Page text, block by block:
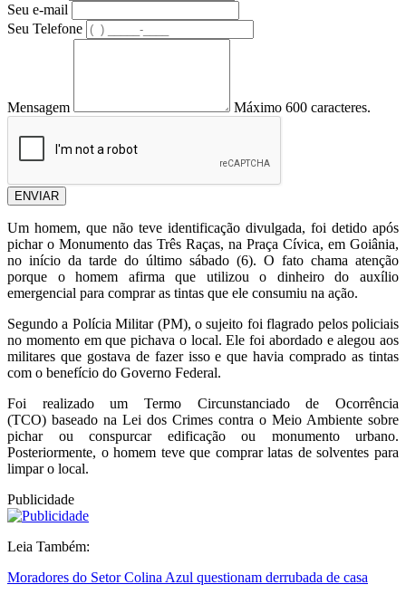
Seu e-mail
Seu Telefone
Mensagem Máximo 600 caracteres.
ENVIAR
Um homem, que não teve identificação divulgada, foi detido após
pichar o Monumento das Três Raças, na Praça Cívica, em Goiânia,
no início da tarde do último sábado (6). O fato chama atenção
porque o homem afirma que utilizou o dinheiro do auxílio
emergencial para comprar as tintas que ele consumiu na ação.
Segundo a Polícia Militar (PM), o sujeito foi flagrado pelos policiais
no momento em que pichava o local. Ele foi abordado e alegou aos
militares que gostava de fazer isso e que havia comprado as tintas
com o benefício do Governo Federal.
Foi realizado um Termo Circunstanciado de Ocorrência
(TCO) baseado na Lei dos Crimes contra o Meio Ambiente sobre
pichar ou conspurcar edificação ou monumento urbano.
Posteriormente, o homem teve que comprar latas de solventes para
limpar o local.
Publicidade
Leia Também:
Moradores do Setor Colina Azul questionam derrubada de casa